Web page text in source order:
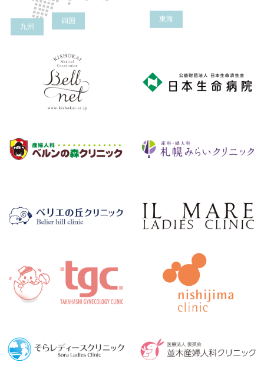
四国 東海
九州